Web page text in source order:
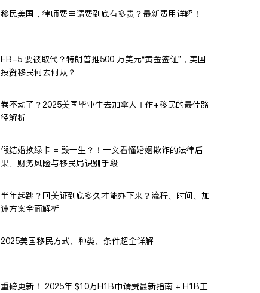
移民美国，律师费申请费到底有多贵？最新费用详解！
EB-5 要被取代？特朗普推500 万美元“黄金签证”，美国
投资移民何去何从？
卷不动了？2025美国毕业生去加拿大工作+移民的最佳路
径解析
假结婚换绿卡 = 毁一生？！一文看懂婚姻欺诈的法律后
果、财务风险与移民局识别手段
半年起跳？回美证到底多久才能办下来？流程、时间、加
速方案全面解析
2025美国移民方式、种类、条件超全详解
重磅更新！ 2025年 $10万H1B申请费最新指南 + H1B工